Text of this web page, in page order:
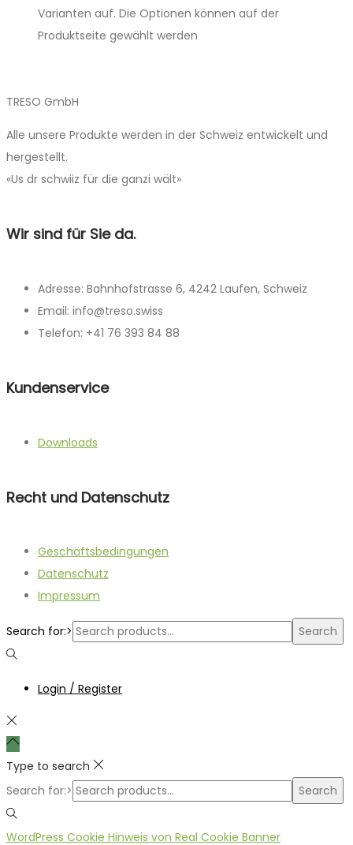
Varianten auf. Die Optionen können auf der
Produktseite gewählt werden
TRESO GmbH
Alle unsere Produkte werden in der Schweiz entwickelt und
hergestellt.
«Us dr schwiiz für die ganzi wält»
Wir sind für Sie da.
Adresse: Bahnhofstrasse 6, 4242 Laufen, Schweiz
Email: info@treso.swiss
Telefon: +41 76 393 84 88
Kundenservice
Downloads
Recht und Datenschutz
Geschäftsbedingungen
Datenschutz
Impressum
Search for:> Search
Login / Register
Type to search
Search for:>
Search
WordPress Cookie Hinweis von Real Cookie Banner